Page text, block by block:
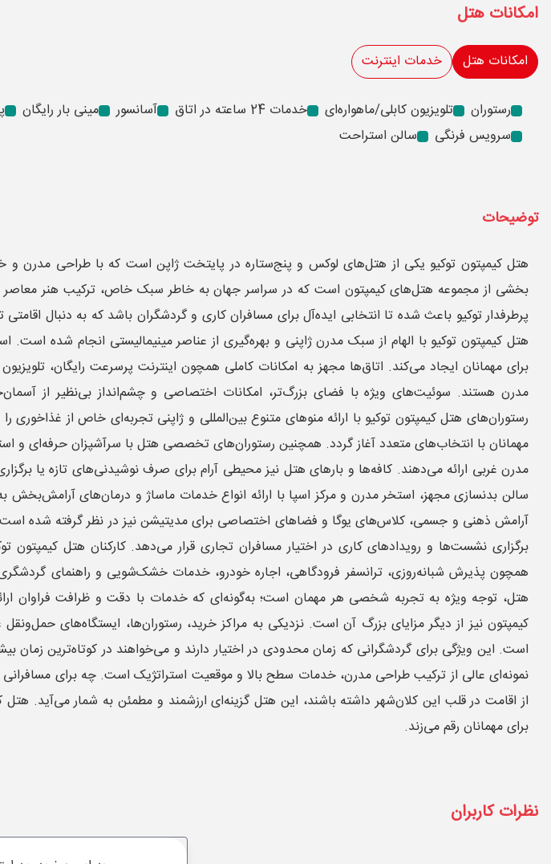
امکانات هتل
امکانات هتل خدمات اینترنت
رستوران تلویزیون کابلی/ماهواره‌ای خدمات 24 ساعته در اتاق آسانسور مینی بار رایگان
سرویس فرنگی
سالن استراحت
توضیحات
هتل کیمپتون توکیو یکی از هتل‌های لوکس و پنج‌ستاره در پایتخت ژاپن است که با طراحی مدرن
بخشی از مجموعه هتل‌های کیمپتون است که در سراسر جهان به خاطر سبک خاص، ترکیب هنر معاصر
پرطرفدار توکیو باعث شده تا انتخابی ایده‌آل برای مسافران کاری و گردشگران باشد که به دنبال
هتل کیمپتون توکیو با الهام از سبک مدرن ژاپنی و بهره‌گیری از عناصر مینیمالیستی انجام شده
برای مهمانان ایجاد می‌کند. اتاق‌ها مجهز به امکانات کاملی همچون اینترنت پرسرعت رایگان،
مدرن هستند. سوئیت‌های ویژه با فضای بزرگ‌تر، امکانات اختصاصی و چشم‌انداز بی‌نظیر از
رستوران‌های هتل کیمپتون توکیو با ارائه منوهای متنوع بین‌المللی و ژاپنی تجربه‌ای خاص از
مهمانان با انتخاب‌های متعدد آغاز گردد. همچنین رستوران‌های تخصصی هتل با سرآشپزان حرفه‌ای و
مدرن غربی ارائه می‌دهند. کافه‌ها و بارهای هتل نیز محیطی آرام برای صرف نوشیدنی‌های تازه یا
سالن بدنسازی مجهز، استخر مدرن و مرکز اسپا با ارائه انواع خدمات ماساژ و درمان‌های آرامش‌بخش
آرامش ذهنی و جسمی، کلاس‌های یوگا و فضاهای اختصاصی برای مدیتیشن نیز در نظر گرفته شده
برگزاری نشست‌ها و رویدادهای کاری در اختیار مسافران تجاری قرار می‌دهد. کارکنان هتل کیمپتون
همچون پذیرش شبانه‌روزی، ترانسفر فرودگاهی، اجاره خودرو، خدمات خشک‌شویی و راهنمای
هتل، توجه ویژه به تجربه شخصی هر مهمان است؛ به‌گونه‌ای که خدمات با دقت و ظرافت فراوان
کیمپتون نیز از دیگر مزایای بزرگ آن است. نزدیکی به مراکز خرید، رستوران‌ها، ایستگاه‌های
است. این ویژگی برای گردشگرانی که زمان محدودی در اختیار دارند و می‌خواهند در کوتاه‌ترین زمان
نمونه‌ای عالی از ترکیب طراحی مدرن، خدمات سطح بالا و موقعیت استراتژیک است. چه برای
از اقامت در قلب این کلان‌شهر داشته باشند، این هتل گزینه‌ای ارزشمند و مطمئن به شمار می‌آید.
برای مهمانان رقم می‌زند.
نظرات کاربران